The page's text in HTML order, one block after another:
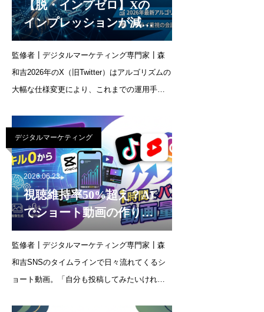
【脱・インプゼロ】Xの
インプレッションが減っ
た原因と対策！2026年の
X仕様変更を逆手に取る
企業アカウント運用術
監修者┃デジタルマーケティング専門家┃森
和吉2026年のX（旧Twitter）はアルゴリズムの
大幅な仕様変更により、これまでの運用手法
ントでは、昨日まで伸びていた投稿が突然
「インプゼロ（おすすめに表示されない状
態）」にな
デジタルマーケティング
2026.06.23
視聴維持率50%超え？AI
でショート動画の作り方
はどう変わる？動画編集
スキル0から1時間でバズ
る縦型動画を量産する方
法を解説
監修者┃デジタルマーケティング専門家┃森
和吉SNSのタイムラインで日々流れてくるシ
ョート動画。「自分も投稿してみたいけれ